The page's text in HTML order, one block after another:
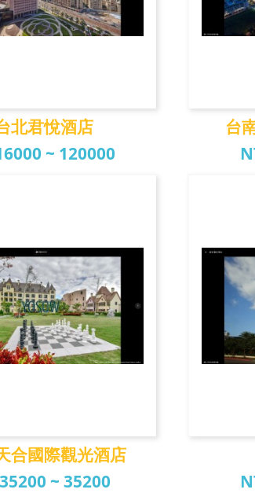
北君悅酒店
~ 120000
台
合國際觀光酒店
~ 35200